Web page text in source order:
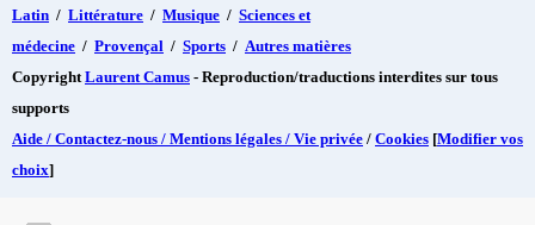
Latin / Littérature / Musique / Sciences et
médecine / Provençal / Sports / Autres matières
Copyright Laurent Camus - Reproduction/traductions interdites sur tous
supports
Aide / Contactez-nous / Mentions légales / Vie privée / Cookies [Modifier vos
choix]